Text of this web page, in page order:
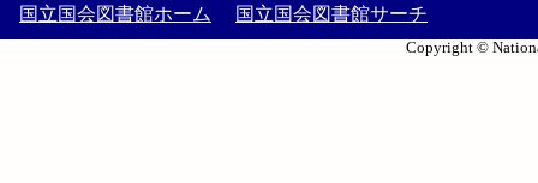
国立国会図書館ホーム 国立国会図書館サーチ
Copyright ©